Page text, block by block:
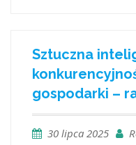
Sztuczna
gospodarki –
30 lipca 2025